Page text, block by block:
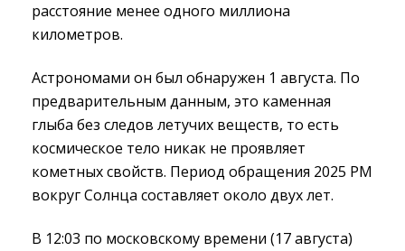
расстояние менее одного миллиона
километров.
Астрономами он был обнаружен 1 августа. По
предварительным данным, это каменная
глыба без следов летучих веществ, то есть
космическое тело никак не проявляет
кометных свойств. Период обращения 2025 РМ
вокруг Солнца составляет около двух лет.
В 12:03 по московскому времени (17 августа)